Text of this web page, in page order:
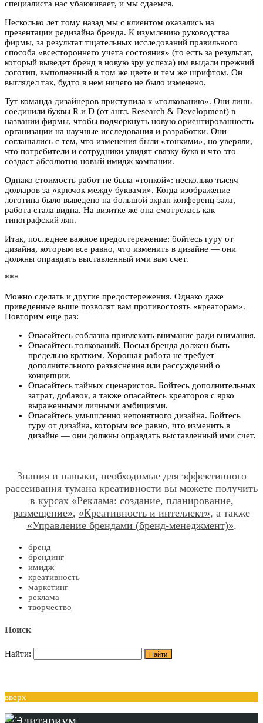
специалиста нас убаюкивает, и мы сдаемся.
Несколько лет тому назад мы с клиентом оказались на
презентации редизайна бренда. К изумлению руководства
фирмы, за результат тщательных исследований правильного
способа «всестороннего учета состояния» (то есть за результат,
который выведет бренд в новую эру успеха) им выдали прежний
логотип, выполненный в том же цвете и тем же шрифтом. Он
выглядел так, будто в нем ничего не было изменено.
Тут команда дизайнеров приступила к «толкованию». Они лишь
соединили буквы R и D (от англ. Research & Development) в
названии фирмы, чтобы подчеркнуть новую ориентированность
организации на научные исследования и разработки. Они
соглашались с тем, что изменения были «тонкими», но уверяли,
что потребители и сотрудники увидят связку букв и что это
создаст абсолютно новый имидж компании.
Однако стоимость работ не была «тонкой»: несколько тысяч
долларов за «крючок между буквами». Когда изображение
логотипа было выведено на большой экран конференц-зала,
работа стала видна. На визитке же она смотрелась как
типографский ляп.
Итак, последнее важное предостережение: бойтесь гуру от
дизайна, которым все равно, что изменить в дизайне — они
должны оправдать выставленный ими вам счет.
***
Можно сделать и другие предостережения. Однако даже
приведенные выше позволят вам противостоять «креаторам».
Повторим еще раз:
Опасайтесь соблазна привлекать внимание ради внимания.
Опасайтесь толкований. Посыл бренда должен быть
предельно кратким. Хорошая работа не требует
дополнительного разъяснения или рассуждений о
концепции.
Опасайтесь тайных сценаристов. Бойтесь дополнительных
затрат, добавок, а также опасайтесь креаторов с ярко
выраженными личными амбициями.
Опасайтесь умышленно непонятного дизайна. Бойтесь
гуру от дизайна, которым все равно, что изменить в
дизайне — они должны оправдать выставленный ими счет.
Знания и навыки, необходимые для эффективного
рассеивания тумана креативности вы можете получить
в курсах «Реклама: создание, планирование,
размещение», «Креативность и интеллект», а также
«Управление брендами (бренд-менеджмент)».
бренд
брендинг
имидж
креативность
маркетинг
реклама
творчество
Поиск
Найти:
вверх